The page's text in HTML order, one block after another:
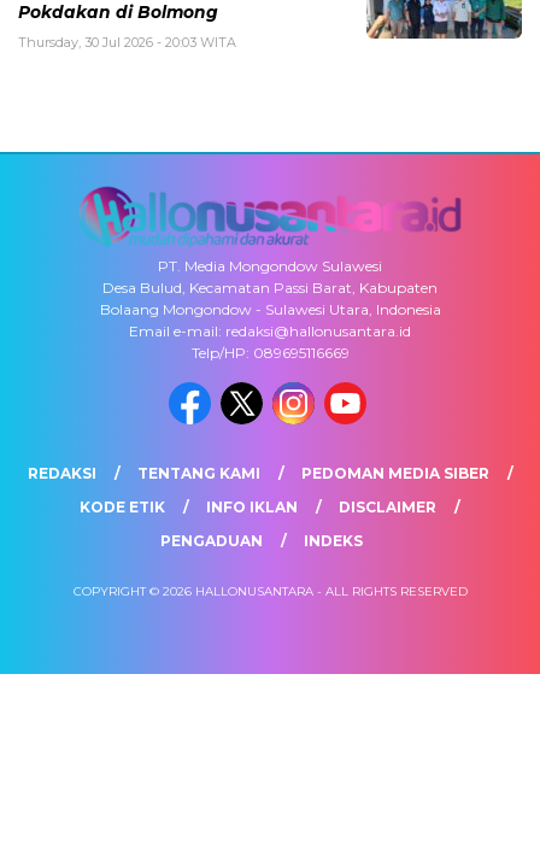
Pokdakan di Bolmong
Thursday, 30 Jul 2026 - 20:03 WITA
PT. Media Mongondow Sulawesi
Desa Bulud, Kecamatan Passi Barat, Kabupaten
Bolaang Mongondow - Sulawesi Utara, Indonesia
Email e-mail: redaksi@hallonusantara.id
Telp/HP: 089695116669
REDAKSI TENTANG KAMI
PEDOMAN MEDIA SIBER
KODE ETIK
INFO IKLAN
DISCLAIMER
PENGADUAN
INDEKS
COPYRIGHT © 2026 HALLONUSANTARA - ALL RIGHTS RESERVED